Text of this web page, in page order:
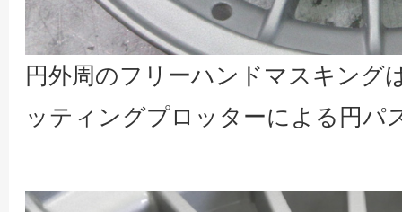
円外周のフリーハンドマスキング
ッティングプロッターによる円パ